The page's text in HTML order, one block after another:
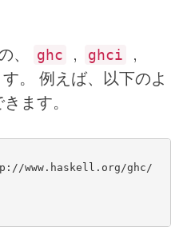
、 ghc , ghci ,
。 例えば、以下のよ
ます。
www.haskell.org/ghc/